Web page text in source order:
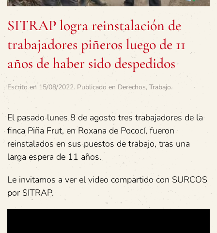
SITRAP logra reinstalación de
trabajadores piñeros luego de 11
años de haber sido despedidos
Escrito en 15/08/2022. Publicado en Derechos, Trabajo.
El pasado lunes 8 de agosto tres trabajadores de la
finca Piña Frut, en Roxana de Pococí, fueron
reinstalados en sus puestos de trabajo, tras una
larga espera de 11 años.
Le invitamos a ver el video compartido con SURCOS
por SITRAP.